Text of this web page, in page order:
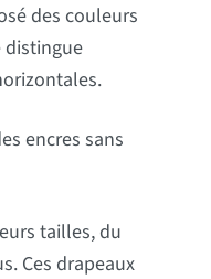
des couleurs
distingue
encres sans
tailles, du
Ces drapeaux